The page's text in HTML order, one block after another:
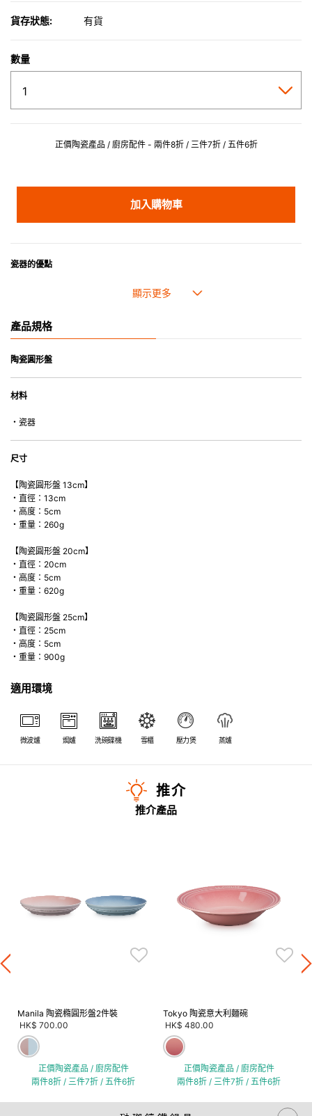
貨存狀態: 有貨
數量
正價陶瓷產品 / 廚房配件 - 兩件8折 / 三件7折 / 五件6折
加入購物車
瓷器的優點
• 耐熱性極佳，適用於微波爐，也可放入焗爐，耐熱程度高達260℃。
• 可用於洗碗機。
• 合乎食用安全的塗層表面，幾乎不黏，食物容易脫落，清洗方便。
*不可直接用於熱源上
產品規格
陶瓷圓形盤
材料
・瓷器
尺寸
【陶瓷圓形盤 13cm】
・直徑：13cm
・高度：5cm
・重量：260g
【陶瓷圓形盤 20cm】
・直徑：20cm
・高度：5cm
・重量：620g
【陶瓷圓形盤 25cm】
・直徑：25cm
・高度：5cm
・重量：900g
適用環境
微波爐 焗爐 洗碗碟機 雪櫃 壓力煲 蒸爐
推介
推介產品
Manila 陶瓷橢圓形盤2件裝
HK$ 700.00
正價陶瓷產品 / 廚房配件
兩件8折 / 三件7折 / 五件6折
Tokyo 陶瓷意大利麵碗
HK$ 480.00
正價陶瓷產品 / 廚房配件
兩件8折 / 三件7折 / 五件6折